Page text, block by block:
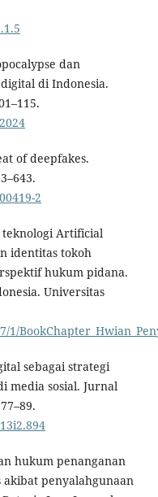
dan
di Indonesia.
of deepfakes.
2
teknologi Artificial
identitas tokoh
hukum pidana.
Universitas
sebagai strategi
media sosial. Jurnal
hukum penanganan
penyalahgunaan